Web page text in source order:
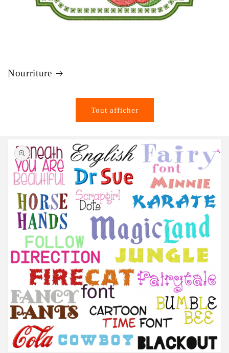
Nourriture
Tout afficher